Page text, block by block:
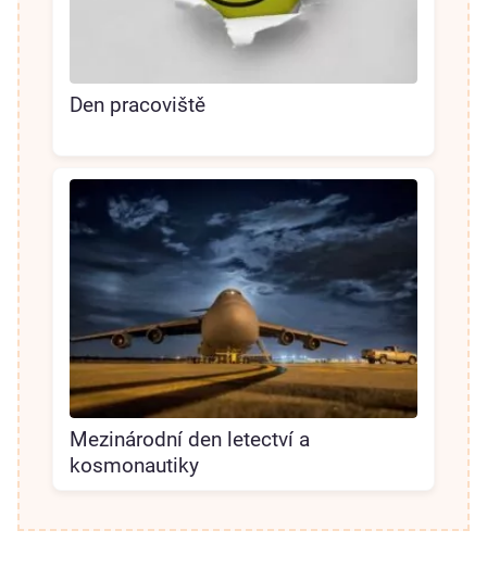
Den pracoviště
Mezinárodní den letectví a
kosmonautiky